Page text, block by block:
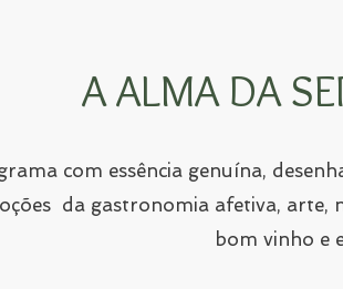
A ALMA DA
com essência genuína,
da gastronomia afetiva, arte,
bom vinho e